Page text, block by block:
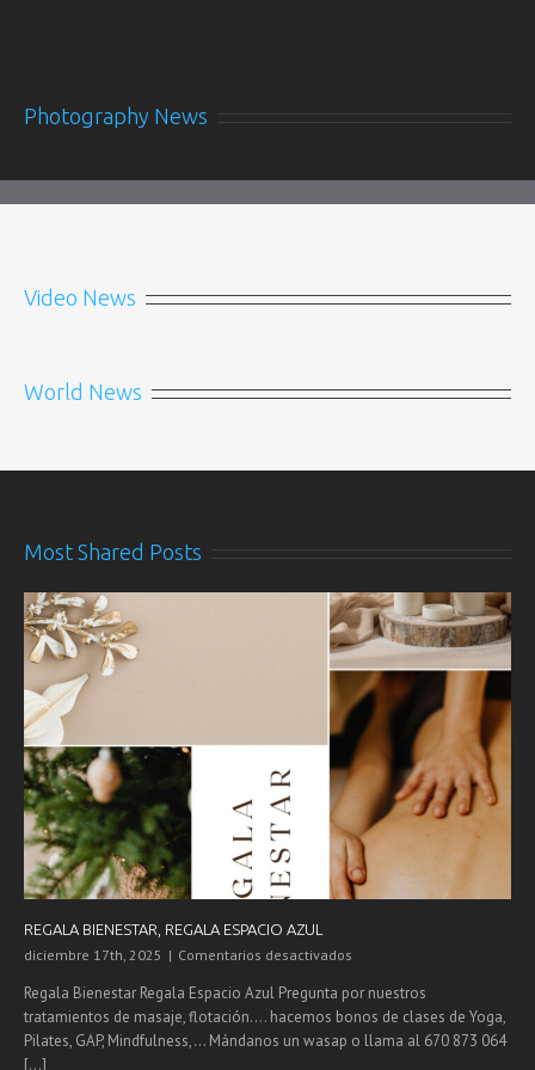
Photography News
Video News
World News
Most Shared Posts
REGALA BIENESTAR, REGALA ESPACIO AZUL
diciembre 17th, 2025 | Comentarios desactivados
BIENESTAR,
REGALA
ESPACIO
Regala Bienestar Regala Espacio Azul Pregunta por nuestros
tratamientos de masaje, flotación.... hacemos bonos de clases de Yoga,
Pilates, GAP, Mindfulness,... Mándanos un wasap o llama al 670 873 064
[...]